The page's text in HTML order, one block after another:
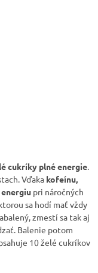
cukríky plné energie.
Vďaka kofeínu,
pri náročných
sa hodí mať vždy
zmestí sa tak aj
Balenie potom
10 želé cukríkov